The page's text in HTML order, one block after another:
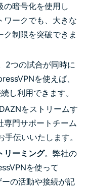
の暗号化を使用し
ワークでも、大きな
制限を突破できま
2つの試合が同時に
を使えば、
し利用できます。
をストリームす
専門サポートチーム
伝いいたします。
リーミング。弊社の
を使って
の活動や接続が記